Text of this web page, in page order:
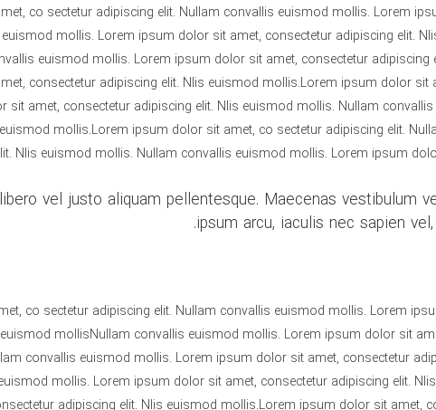
co sectetur adipiscing elit. Nullam convallis euismod mollis. Lorem
mollis. Lorem ipsum dolor sit amet, consectetur adipiscing elit.
euismod mollis. Lorem ipsum dolor sit amet, consectetur
consectetur adipiscing elit. Nlis euismod mollis.Lorem ipsum dolor
sit amet, consectetur adipiscing elit. Nlis euismod mollis. Nullam
mollis.Lorem ipsum dolor sit amet, co sectetur adipiscing elit.
Nlis euismod mollis. Nullam convallis euismod mollis. Lorem ipsum
vel justo aliquam pellentesque. Maecenas vestibulum
ipsum arcu, iaculis nec sapien
co sectetur adipiscing elit. Nullam convallis euismod mollis. Lorem
mollisNullam convallis euismod mollis. Lorem ipsum dolor sit
convallis euismod mollis. Lorem ipsum dolor sit amet, consectetur
mollis. Lorem ipsum dolor sit amet, consectetur adipiscing elit.
adipiscing elit. Nlis euismod mollis.Lorem ipsum dolor sit amet,